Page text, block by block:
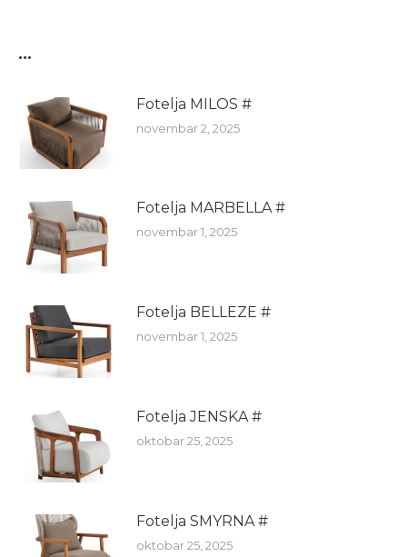
...
Fotelja MILOS #
novembar 2, 2025
Fotelja MARBELLA #
novembar 1, 2025
Fotelja BELLEZE #
novembar 1, 2025
Fotelja JENSKA #
oktobar 25, 2025
Fotelja SMYRNA #
oktobar 25, 2025